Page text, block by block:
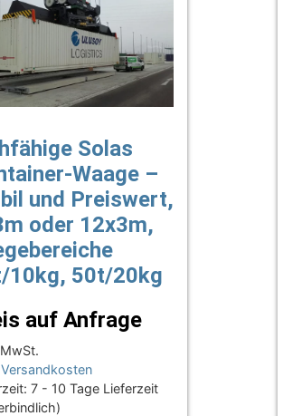
Solas
Waage –
und Preiswert,
oder 12x3m,
10kg, 50t/20kg
auf Anfrage
Versandkosten
7 - 10 Tage Lieferzeit